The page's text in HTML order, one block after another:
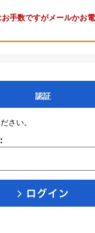
手数ですがメールかお
認証
さい。